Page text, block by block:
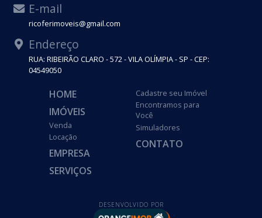
E-mail
ricoferimoveis@gmail.com
Endereço
RUA: RIBEIRÃO CLARO - 572 - VILA OLÍMPIA - SP - CEP:
04549050
HOME
IMÓVEIS
Venda
Locação
EMPRESA
SERVIÇOS
Cadastre seu Imóvel
Encontramos para
Você
Simuladores
CONTATO
DESENVOLVIDO POR